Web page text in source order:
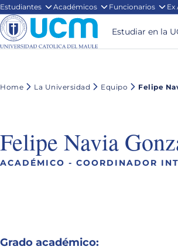
Estudiantes Académicos Funcionarios Ex
Estudiar en la
Home La Universidad Equipo Felipe
Felipe Navia
ACADÉMICO - COORDINADOR
Grado académico: